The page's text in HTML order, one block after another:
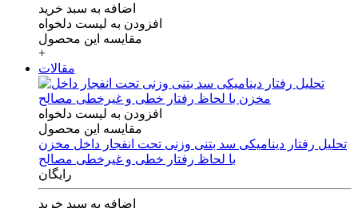
اضافه به سبد خرید
افزودن به لیست دلخواه
مقایسه این محصول
+
مقالات
افزودن به لیست دلخواه
مقایسه این محصول
تحلیل رفتار دینامیکی سد بتنی وزنی تحت انفجار داخل مخزن
با لحاظ رفتار خطی و غیرخطی مصالح
رایگان
اضافه به سبد خرید